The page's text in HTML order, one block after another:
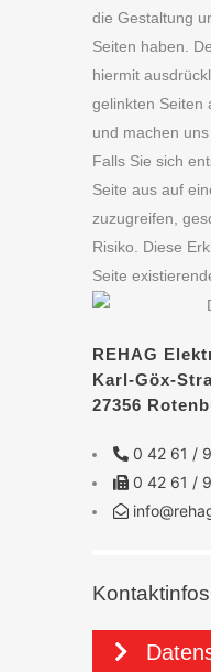
REHAG
Karl-Göx-
27356
0 42 61 /
0 42 61 /
Kontaktinfos
die Gestaltung
Seiten haben.
hiermit
gelinkten Seiten
und machen
Falls Sie sich
Seite aus auf
zuzugreifen,
Risiko. Diese
Seite